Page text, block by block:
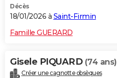
Décès
18/01/2026 à Saint-Firmin
Famille GUERARD
Gisele PIQUARD (74 ans)
Créer une cagnotte obsèques